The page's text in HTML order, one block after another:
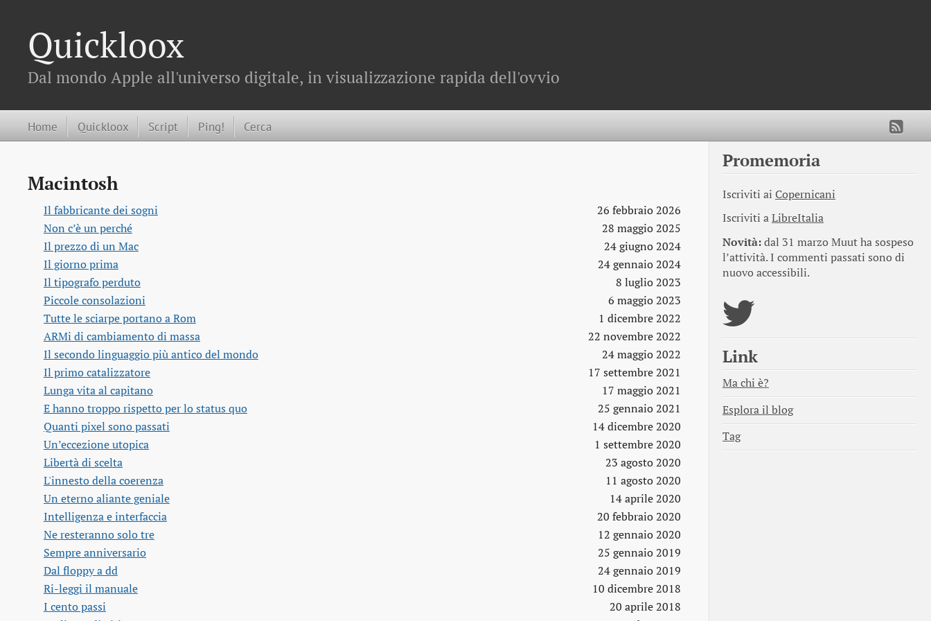
Quickloox
Dal mondo Apple all'universo digitale, in visualizzazione rapida dell'ovvio
Home Quickloox Script Ping! Cerca
Macintosh
Il fabbricante dei sogni
26 febbraio 2026
Non c’è un perché
28 maggio 2025
Il prezzo di un Mac
24 giugno 2024
Il giorno prima
24 gennaio 2024
Il tipografo perduto
8 luglio 2023
Piccole consolazioni
6 maggio 2023
Tutte le sciarpe portano a Rom
1 dicembre 2022
ARMi di cambiamento di massa
22 novembre 2022
Il secondo linguaggio più antico del mondo
24 maggio 2022
Il primo catalizzatore
17 settembre 2021
Lunga vita al capitano
17 maggio 2021
E hanno troppo rispetto per lo status quo
25 gennaio 2021
Quanti pixel sono passati
14 dicembre 2020
Un’eccezione utopica
1 settembre 2020
Libertà di scelta
23 agosto 2020
L'innesto della coerenza
11 agosto 2020
Un eterno aliante geniale
14 aprile 2020
Intelligenza e interfaccia
20 febbraio 2020
Ne resteranno solo tre
12 gennaio 2020
Sempre anniversario
25 gennaio 2019
Dal floppy a dd
24 gennaio 2019
Ri-leggi il manuale
10 dicembre 2018
I cento passi
20 aprile 2018
Promemoria
Iscriviti ai Copernicani
Iscriviti aLibreItalia
Novità:dal 31 marzo Muut ha sospeso
l’attività. I commenti passati sono di
nuovo accessibili.
Link
Ma chi è?
Esplora il blog
Tag